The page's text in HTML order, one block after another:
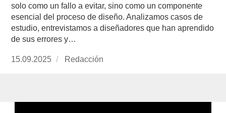
solo como un fallo a evitar, sino como un componente
esencial del proceso de diseño. Analizamos casos de
estudio, entrevistamos a diseñadores que han aprendido
de sus errores y…
Publicado
15.09.2025 https://www.experimenta.es/author/redaccion/
Redacción